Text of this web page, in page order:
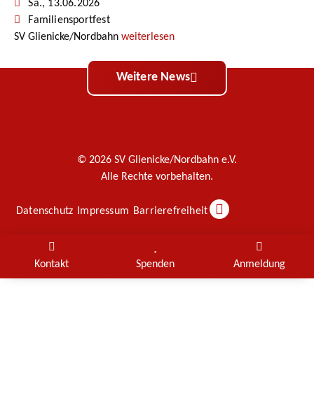
Sa., 13.06.2026
Familiensportfest
SV Glienicke/Nordbahn weiterlesen
Weitere News
© 2026 SV Glienicke/Nordbahn e.V.
Alle Rechte vorbehalten.
Datenschutz Impressum Barrierefreiheit
Kontakt Spenden Anmeldung